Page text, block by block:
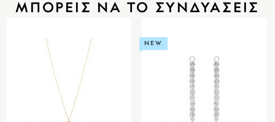
ΜΠΟΡΕΙΣ ΝΑ ΤΟ ΣΥΝΔΥΑΣΕΙΣ
NEW